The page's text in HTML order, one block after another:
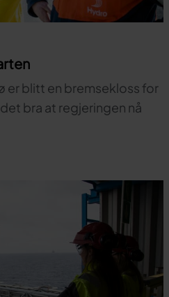
er blitt en bremsekloss for
bra at regjeringen nå